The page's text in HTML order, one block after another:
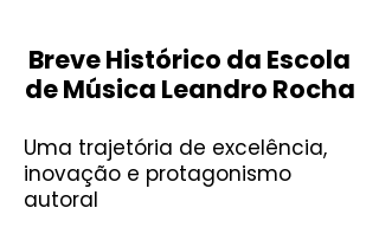
Breve Histórico da Escola
de Música Leandro Rocha
Uma trajetória de excelência,
inovação e protagonismo
autoral